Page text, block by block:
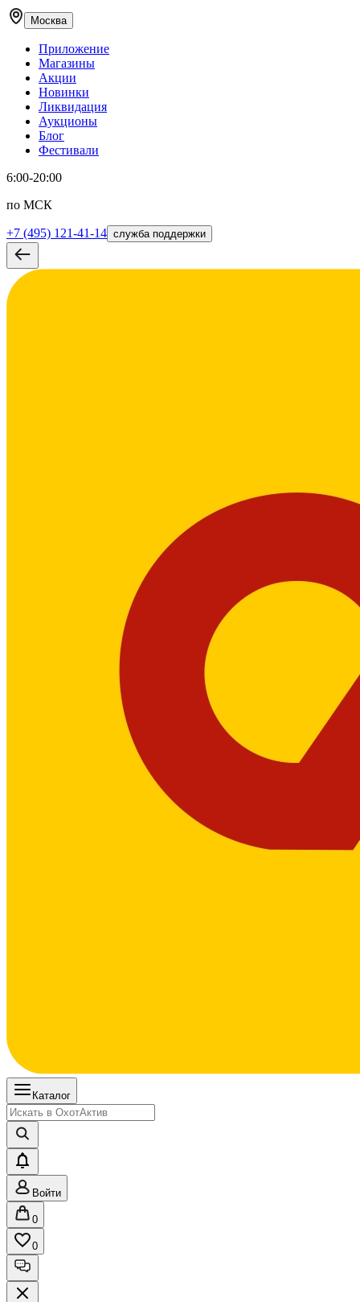
Москва
Приложение
Магазины
Акции
Новинки
Ликвидация
Аукционы
Блог
Фестивали
6:00-20:00
по МСК
+7 (495) 121-41-14 служба поддержки
Каталог
Войти
0
0